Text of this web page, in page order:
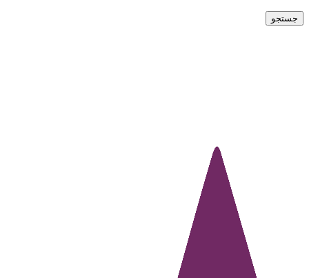
جستجو